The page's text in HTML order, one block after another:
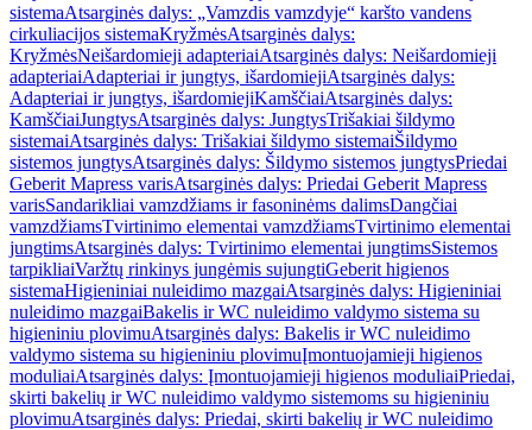
sistemaAtsarginės dalys: „Vamzdis vamzdyje“ karšto vandens
cirkuliacijos sistemaKryžmėsAtsarginės dalys:
KryžmėsNeišardomieji adapteriaiAtsarginės dalys: Neišardomieji
adapteriaiAdapteriai ir jungtys, išardomiejiAtsarginės dalys:
Adapteriai ir jungtys, išardomiejiKamščiaiAtsarginės dalys:
KamščiaiJungtysAtsarginės dalys: JungtysTrišakiai šildymo
sistemaiAtsarginės dalys: Trišakiai šildymo sistemaiŠildymo
sistemos jungtysAtsarginės dalys: Šildymo sistemos jungtysPriedai
Geberit Mapress varisAtsarginės dalys: Priedai Geberit Mapress
varisSandarikliai vamzdžiams ir fasoninėms dalimsDangčiai
vamzdžiamsTvirtinimo elementai vamzdžiamsTvirtinimo elementai
jungtimsAtsarginės dalys: Tvirtinimo elementai jungtimsSistemos
tarpikliaiVaržtų rinkinys jungėmis sujungtiGeberit higienos
sistemaHigieniniai nuleidimo mazgaiAtsarginės dalys: Higieniniai
nuleidimo mazgaiBakelis ir WC nuleidimo valdymo sistema su
higieniniu plovimuAtsarginės dalys: Bakelis ir WC nuleidimo
valdymo sistema su higieniniu plovimuĮmontuojamieji higienos
moduliaiAtsarginės dalys: Įmontuojamieji higienos moduliaiPriedai,
skirti bakelių ir WC nuleidimo valdymo sistemoms su higieniniu
plovimuAtsarginės dalys: Priedai, skirti bakelių ir WC nuleidimo